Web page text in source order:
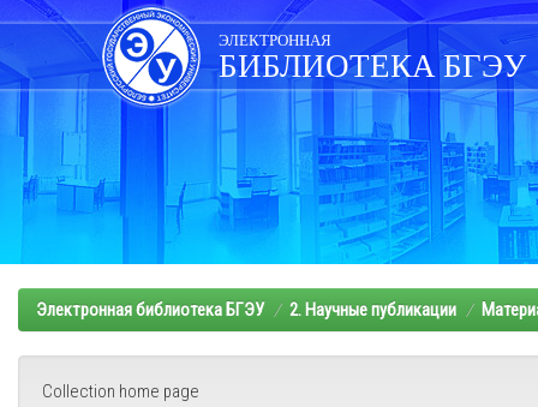
Skip
navigation
ЭЛЕКТРОННАЯ
БИБЛИОТЕКА БГЭУ
Электронная библиотека БГЭУ 2. Научные публикации
Collection home page